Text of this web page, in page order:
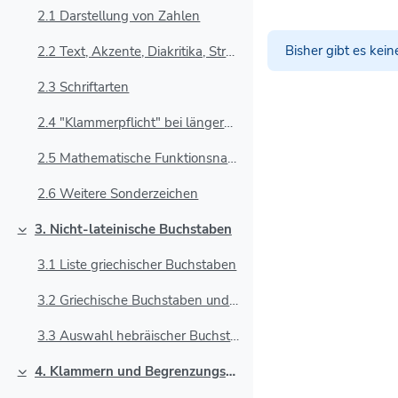
2.1 Darstellung von Zahlen
2.2 Text, Akzente, Diakritika, Streichungen
2.3 Schriftarten
2.4 "Klammerpflicht" bei längeren Parametern
2.5 Mathematische Funktionsnamen
2.6 Weitere Sonderzeichen
Einklappen
3. Nicht-lateinische Buchstaben
3.1 Liste griechischer Buchstaben
3.2 Griechische Buchstaben und Schriftarten
3.3 Auswahl hebräischer Buchstaben
Einklappen 4. Klammern und Begrenzungssymbole
Bisher gibt es